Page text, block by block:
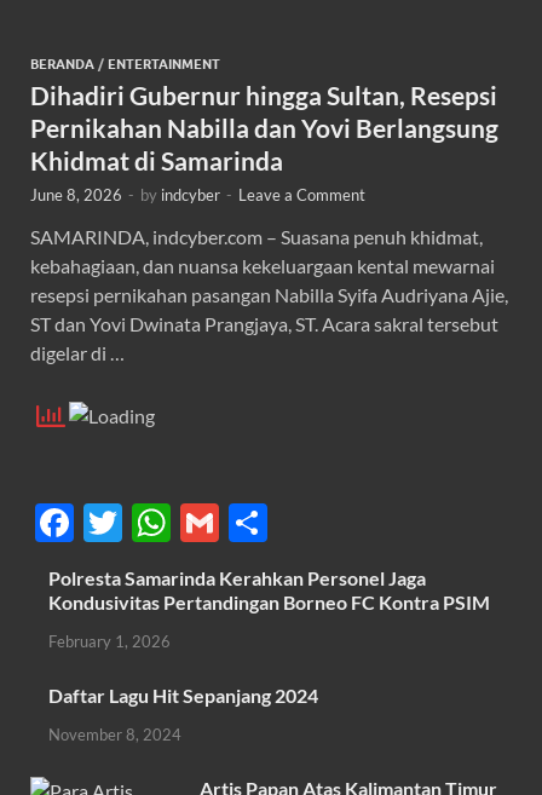
BERANDA / ENTERTAINMENT
Dihadiri Gubernur hingga Sultan, Resepsi
Pernikahan Nabilla dan Yovi Berlangsung
Khidmat di Samarinda
June 8, 2026 - by indcyber - Leave a Comment
SAMARINDA, indcyber.com – Suasana penuh khidmat,
kebahagiaan, dan nuansa kekeluargaan kental mewarnai
resepsi pernikahan pasangan Nabilla Syifa Audriyana Ajie,
ST dan Yovi Dwinata Prangjaya, ST. Acara sakral tersebut
digelar di …
F
ac
e
b
o
o
k
T
w
itt
er
W
h
at
A
p
p
G
m
ail
h
ar
Polresta Samarinda Kerahkan Personel Jaga
Kondusivitas Pertandingan Borneo FC Kontra PSIM
February 1, 2026
Daftar Lagu Hit Sepanjang 2024
November 8, 2024
Artis Papan Atas Kalimantan Timur